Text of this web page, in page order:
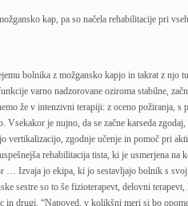
kap, pa so načela rehabilitacije pri
bolnika z možgansko kapjo in takrat z njo
varno nadzorovane oziroma stabilne,
že v intenzivni terapiji: z oceno požiranja, s
Vsekakor je nujno, da se začne karseda
vertikalizacijo, zgodnje učenje in pomoč pri
rehabilitacija tista, ki je usmerjena na
… Izvaja jo ekipa, ki jo sestavljajo bolnik s
sestre so to še fizioterapevt, delovni
in drugi. “Napoved, v kolikšni meri si bo